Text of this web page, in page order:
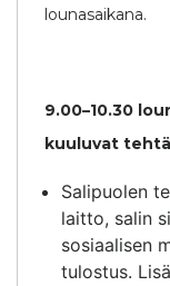
lounasaikana.
9.00–10.30
kuuluvat
Salipuolen
laitto, salin
sosiaalisen
tulostus.